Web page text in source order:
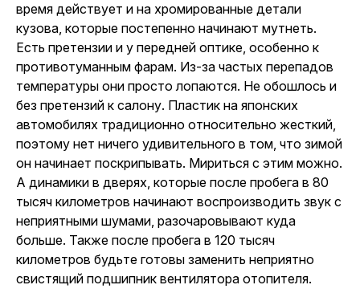
время действует и на хромированные детали
кузова, которые постепенно начинают мутнеть.
Есть претензии и у передней оптике, особенно к
противотуманным фарам. Из-за частых перепадов
температуры они просто лопаются. Не обошлось и
без претензий к салону. Пластик на японских
автомобилях традиционно относительно жесткий,
поэтому нет ничего удивительного в том, что зимой
он начинает поскрипывать. Мириться с этим можно.
А динамики в дверях, которые после пробега в 80
тысяч километров начинают воспроизводить звук с
неприятными шумами, разочаровывают куда
больше. Также после пробега в 120 тысяч
километров будьте готовы заменить неприятно
свистящий подшипник вентилятора отопителя.